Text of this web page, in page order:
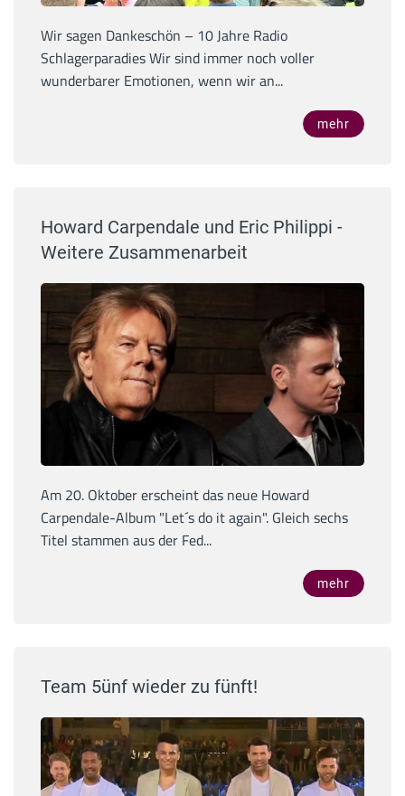
Wir sagen Dankeschön – 10 Jahre Radio
Schlagerparadies Wir sind immer noch voller
wunderbarer Emotionen, wenn wir an...
mehr
Howard Carpendale und Eric Philippi -
Weitere Zusammenarbeit
Am 20. Oktober erscheint das neue Howard
Carpendale-Album "Let´s do it again". Gleich sechs
Titel stammen aus der Fed...
mehr
Team 5ünf wieder zu fünft!